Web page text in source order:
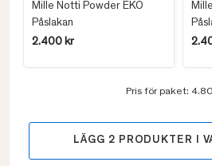
Mille Notti Powder EKO
Påslakan
2.400 kr
Pris för paket:
LÄGG 2 PRODUKTER I